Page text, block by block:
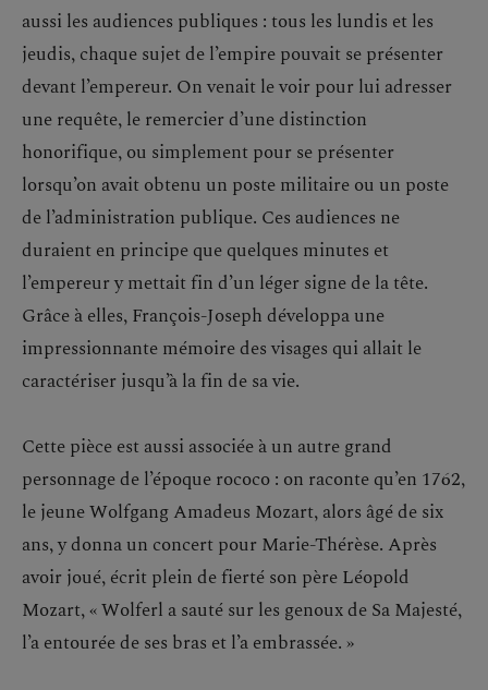
aussi les audiences publiques : tous les lundis et les
jeudis, chaque sujet de l’empire pouvait se présenter
devant l’empereur. On venait le voir pour lui adresser
une requête, le remercier d’une distinction
honorifique, ou simplement pour se présenter
lorsqu’on avait obtenu un poste militaire ou un poste
de l’administration publique. Ces audiences ne
duraient en principe que quelques minutes et
l’empereur y mettait fin d’un léger signe de la tête.
Grâce à elles, François-Joseph développa une
impressionnante mémoire des visages qui allait le
caractériser jusqu’à la fin de sa vie.
Cette pièce est aussi associée à un autre grand
personnage de l’époque rococo : on raconte qu’en 1762,
le jeune Wolfgang Amadeus Mozart, alors âgé de six
ans, y donna un concert pour Marie-Thérèse. Après
avoir joué, écrit plein de fierté son père Léopold
Mozart, « Wolferl a sauté sur les genoux de Sa Majesté,
l’a entourée de ses bras et l’a embrassée. »